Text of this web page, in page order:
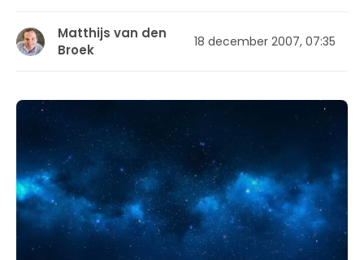
Matthijs van den
Broek
18 december 2007, 07:35